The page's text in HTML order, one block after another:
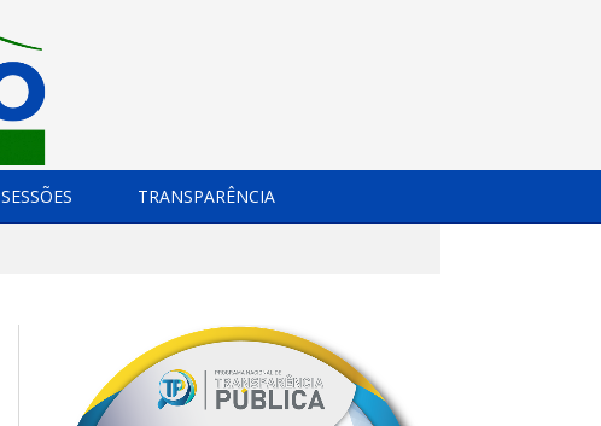
SESSÕES TRANSPARÊNCIA